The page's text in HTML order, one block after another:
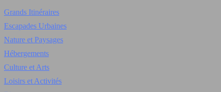
Grands Itinéraires
Escapades Urbaines
Nature et Paysages
Hébergements
Culture et Arts
Loisirs et Activités